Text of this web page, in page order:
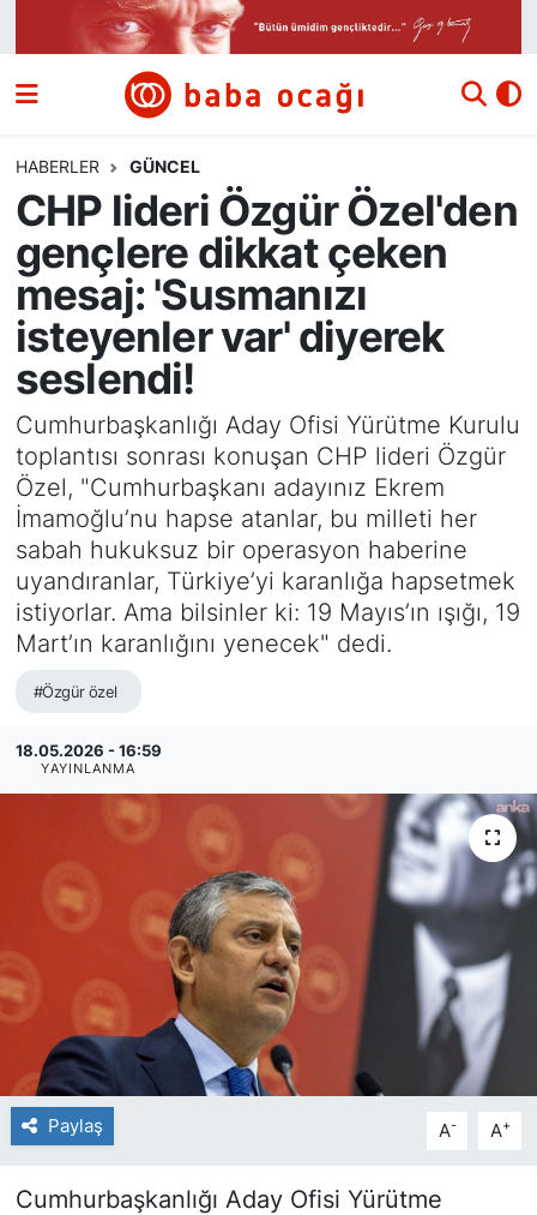
HABERLER GÜNCEL
CHP lideri Özgür Özel'den
gençlere dikkat çeken
mesaj: 'Susmanızı
isteyenler var' diyerek
seslendi!
Cumhurbaşkanlığı Aday Ofisi Yürütme Kurulu
toplantısı sonrası konuşan CHP lideri Özgür
Özel, "Cumhurbaşkanı adayınız Ekrem
İmamoğlu’nu hapse atanlar, bu milleti her
sabah hukuksuz bir operasyon haberine
uyandıranlar, Türkiye’yi karanlığa hapsetmek
istiyorlar. Ama bilsinler ki: 19 Mayıs’ın ışığı, 19
Mart’ın karanlığını yenecek" dedi.
#Özgür özel
18.05.2026 - 16:59
YAYINLANMA
Paylaş A- A+
Cumhurbaşkanlığı Aday Ofisi Yürütme
Siyaset
Ekonomi
Dünya
Kültür ve Sanat
Eğitim
Bilim ve Teknoloji
Yazı Dizisi
Nöbetçi Eczaneler
Hava Durumu
Namaz Vakitleri
Trafik Durumu
Süper Lig Puan Durumu ve Fikstür
Tüm Manşetler
Son Dakika Haberleri
Haber Arşivi